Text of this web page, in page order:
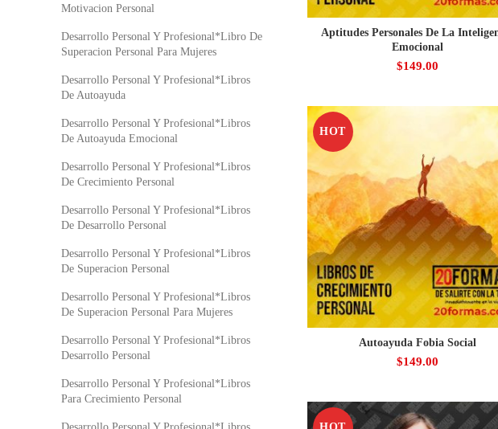
Aptitudes Personales De La
Emocional
$149.00
HOT
Autoayuda Fobia Social
$149.00
Motivacion Personal
Desarrollo Personal Y Profesional*Libro De
Superacion Personal Para Mujeres
Desarrollo Personal Y Profesional*Libros
De Autoayuda
Desarrollo Personal Y Profesional*Libros
De Autoayuda Emocional
Desarrollo Personal Y Profesional*Libros
De Crecimiento Personal
Desarrollo Personal Y Profesional*Libros
De Desarrollo Personal
Desarrollo Personal Y Profesional*Libros
De Superacion Personal
Desarrollo Personal Y Profesional*Libros
De Superacion Personal Para Mujeres
Desarrollo Personal Y Profesional*Libros
Desarrollo Personal
Desarrollo Personal Y Profesional*Libros
Para Crecimiento Personal